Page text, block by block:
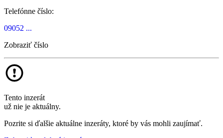
Telefónne číslo:
09052 ...
Zobraziť číslo
Tento inzerát
už nie je aktuálny.
Pozrite si ďalšie aktuálne inzeráty, ktoré by vás mohli zaujímať.